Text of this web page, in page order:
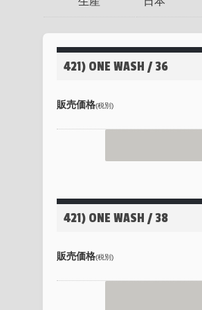
421) ONE WASH / 36
販売価格(税別)
421) ONE WASH / 38
販売価格(税別)